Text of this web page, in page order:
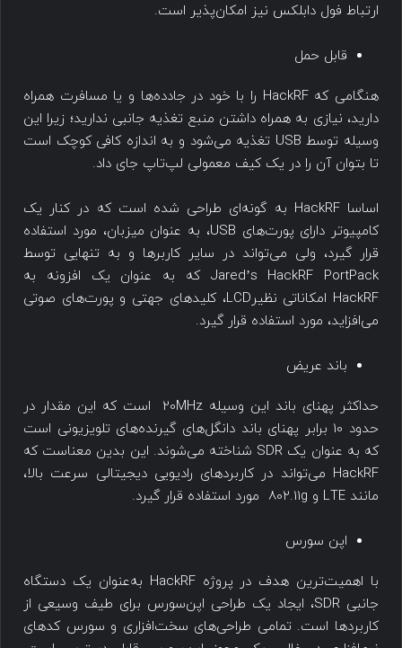
ارتباط فول دابلکس نیز امکان‌پذیر است.
قابل حمل
هنگامی که HackRF را با خود در جادده‌ها و یا مسافرت همراه
دارید، نیازی به همراه داشتن منبع تغذیه جانبی ندارید؛ زیرا این
وسیله توسط USB تغذیه می‌شود و به اندازه کافی کوچک است
تا بتوان آن را در یک کیف معمولی لپ‌تاپ جای داد.
اساسا HackRF به گونه‌ای طراحی شده است که در کنار یک
کامپیوتر دارای پورت‌های USB، به عنوان میزبان، مورد استفاده
قرار گیرد، ولی می‌تواند در سایر کاربرها و به تنهایی توسط
Jared’s HackRF PortPack که به عنوان یک افزونه به
HackRF امکاناتی نظیرLCD، کلیدهای جهتی و پورت‌های صوتی
می‌افزاید، مورد استفاده قرار گیرد.
باند عریض
حداکثر پهنای باند این وسیله 20MHz است که این مقدار در
حدود 10 برابر پهنای باند دانگل‌های گیرنده‌های تلویزیونی است
که به عنوان یک SDR شناخته می‌شوند. این بدین معناست که
HackRF می‌تواند در کاربردهای رادیویی دیجیتالی سرعت بالا،
مانند LTE و 802.11g مورد استفاده قرار گیرد.
اپن سورس
با اهمیت‌ترین هدف در پروژه HackRF به‌عنوان یک دستگاه
جانبی SDR، ایجاد یک طراحی اپن‌سورس برای طیف وسیعی از
کاربردها است. تمامی طراحی‌های سخت‌افزاری و سورس کدهای